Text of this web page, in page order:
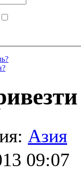
Азия
09:07